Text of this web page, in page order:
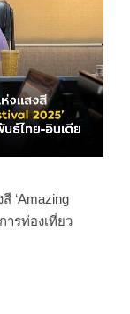
‘Amazing
ารท่องเที่ยว